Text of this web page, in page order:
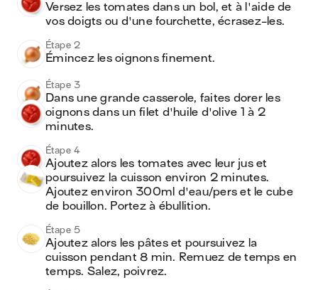
Versez les tomates dans un bol, et à l'aide de
vos doigts ou d'une fourchette, écrasez-les.
Étape 2
Émincez les oignons finement.
Étape 3
Dans une grande casserole, faites dorer les
oignons dans un filet d'huile d'olive 1 à 2
minutes.
Étape 4
Ajoutez alors les tomates avec leur jus et
poursuivez la cuisson environ 2 minutes.
Ajoutez environ 300ml d'eau/pers et le cube
de bouillon. Portez à ébullition.
Étape 5
Ajoutez alors les pâtes et poursuivez la
cuisson pendant 8 min. Remuez de temps en
temps. Salez, poivrez.